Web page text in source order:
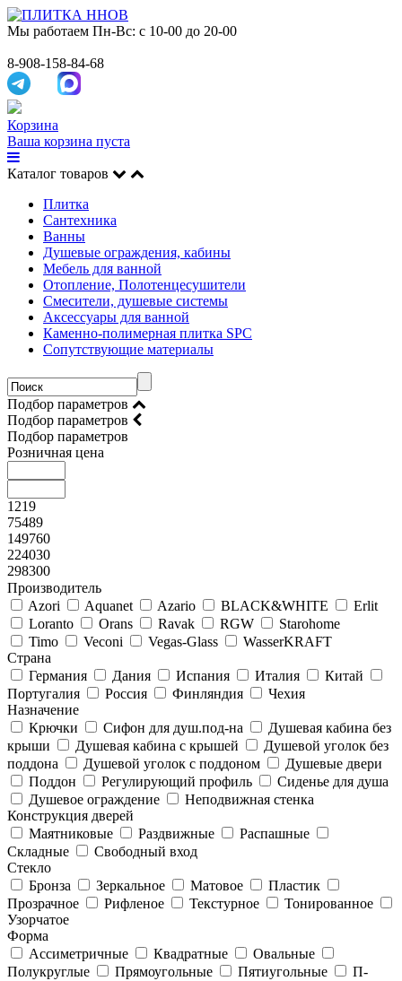
Мы работаем Пн-Вс: с 10-00 до 20-00
8-908-158-84-68
Корзина
Ваша корзина пуста
Каталог товаров
Плитка
Сантехника
Ванны
Душевые ограждения, кабины
Мебель для ванной
Отопление, Полотенцесушители
Смесители, душевые системы
Аксессуары для ванной
Каменно-полимерная плитка SPC
Сопутствующие материалы
Подбор параметров
Подбор параметров
Подбор параметров
Розничная цена
1219
75489
149760
224030
298300
Производитель
Azori
Aquanet Azario BLACK&WHITE
Erlit
Loranto
Orans Ravak RGW
Starohome
Timo
Veconi Vegas-Glass
WasserKRAFT
Страна
Германия
Дания Испания Италия
Китай
Португалия
Россия Финляндия
Чехия
Назначение
Крючки
Сифон для душ.под-на
Душевая кабина без
крыши
Душевая кабина с крышей
Душевой уголок без
поддона
Душевой уголок с поддоном
Душевые двери
Поддон
Регулирующий профиль
Сиденье для душа
Душевое ограждение
Неподвижная стенка
Конструкция дверей
Маятниковые
Раздвижные
Распашные
Складные
Свободный вход
Стекло
Бронза
Зеркальное Матовое
Пластик
Прозрачное
Рифленое Текстурное
Тонированное
Узорчатое
Форма
Ассиметричные
Квадратные
Овальные
Полукруглые
Прямоугольные Пятиугольные
П-